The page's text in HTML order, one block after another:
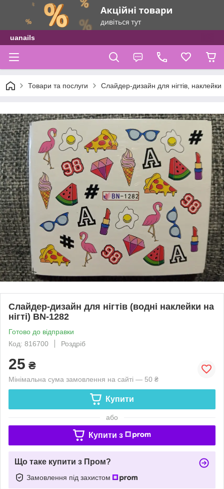
uanails
Товари та послуги Слайдер-дизайн для нігтів, наклейки
Слайдер-дизайн для нігтів (водні наклейки на
нігті) BN-1282
Готово до відправки
Код: 816700
Роздріб
25 ₴
Мінімальна сума замовлення на сайті — 50 ₴
Купити
або
Купити з
Що таке купити з Пром?
Замовлення під захистом